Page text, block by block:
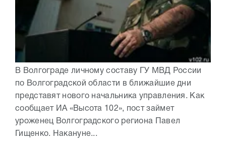
В Волгограде личному составу ГУ МВД России
по Волгоградской области в ближайшие дни
представят нового начальника управления. Как
сообщает ИА «Высота 102», пост займет
уроженец Волгоградского региона Павел
Гищенко. Накануне...